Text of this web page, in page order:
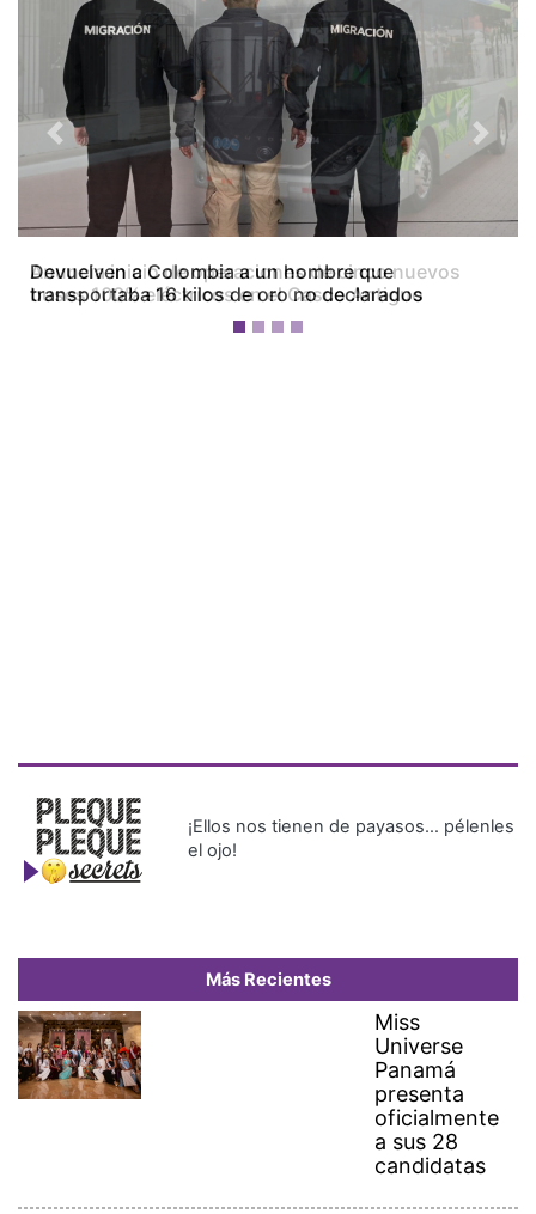
Devuelven a Colombia a un hombre que
transportaba 16 kilos de oro no declarados
Previous Next
¡Ellos nos tienen de payasos… pélenles
el ojo!
Más Recientes
Miss
Universe
Panamá
presenta
oficialmente
a sus 28
candidatas